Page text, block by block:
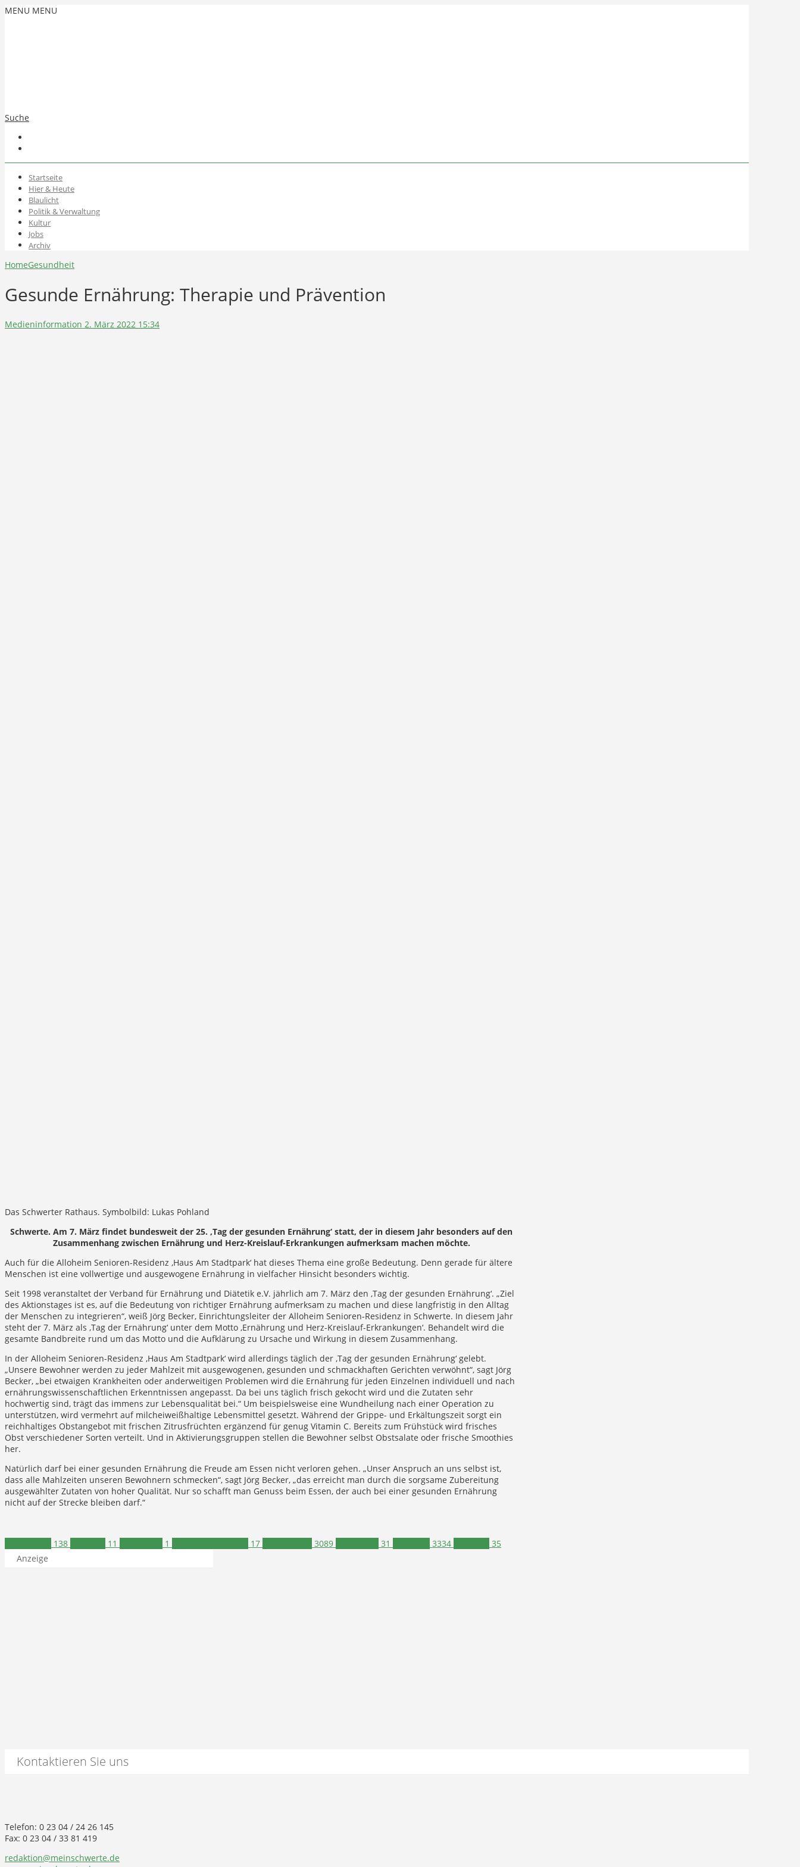
MENU MENU
Suche
Startseite
Hier & Heute
Blaulicht
Politik & Verwaltung
Kultur
Jobs
Archiv
HomeGesundheit
Gesunde Ernährung: Therapie und Prävention
Medieninformation 2. März 2022 15:34
Das Schwerter Rathaus. Symbolbild: Lukas Pohland
Schwerte. Am 7. März findet bundesweit der 25. ‚Tag der gesunden Ernährung‘ statt, der in diesem Jahr besonders auf den
Zusammenhang zwischen Ernährung und Herz-Kreislauf-Erkrankungen aufmerksam machen möchte.
Auch für die Alloheim Senioren-Residenz ‚Haus Am Stadtpark‘ hat dieses Thema eine große Bedeutung. Denn gerade für ältere
Menschen ist eine vollwertige und ausgewogene Ernährung in vielfacher Hinsicht besonders wichtig.
Seit 1998 veranstaltet der Verband für Ernährung und Diätetik e.V. jährlich am 7. März den ‚Tag der gesunden Ernährung‘. „Ziel
des Aktionstages ist es, auf die Bedeutung von richtiger Ernährung aufmerksam zu machen und diese langfristig in den Alltag
der Menschen zu integrieren“, weiß Jörg Becker, Einrichtungsleiter der Alloheim Senioren-Residenz in Schwerte. In diesem Jahr
steht der 7. März als ‚Tag der Ernährung‘ unter dem Motto ‚Ernährung und Herz-Kreislauf-Erkrankungen‘. Behandelt wird die
gesamte Bandbreite rund um das Motto und die Aufklärung zu Ursache und Wirkung in diesem Zusammenhang.
In der Alloheim Senioren-Residenz ‚Haus Am Stadtpark‘ wird allerdings täglich der ‚Tag der gesunden Ernährung‘ gelebt.
„Unsere Bewohner werden zu jeder Mahlzeit mit ausgewogenen, gesunden und schmackhaften Gerichten verwöhnt“, sagt Jörg
Becker, „bei etwaigen Krankheiten oder anderweitigen Problemen wird die Ernährung für jeden Einzelnen individuell und nach
ernährungswissenschaftlichen Erkenntnissen angepasst. Da bei uns täglich frisch gekocht wird und die Zutaten sehr
hochwertig sind, trägt das immens zur Lebensqualität bei.“ Um beispielsweise eine Wundheilung nach einer Operation zu
unterstützen, wird vermehrt auf milcheiweißhaltige Lebensmittel gesetzt. Während der Grippe- und Erkältungszeit sorgt ein
reichhaltiges Obstangebot mit frischen Zitrusfrüchten ergänzend für genug Vitamin C. Bereits zum Frühstück wird frisches
Obst verschiedener Sorten verteilt. Und in Aktivierungsgruppen stellen die Bewohner selbst Obstsalate oder frische Smoothies
her.
Natürlich darf bei einer gesunden Ernährung die Freude am Essen nicht verloren gehen. „Unser Anspruch an uns selbst ist,
dass alle Mahlzeiten unseren Bewohnern schmecken“, sagt Jörg Becker, „das erreicht man durch die sorgsame Zubereitung
ausgewählter Zutaten von hoher Qualität. Nur so schafft man Genuss beim Essen, der auch bei einer gesunden Ernährung
nicht auf der Strecke bleiben darf.“
138 11 1 17 3089 31 3334
35
Anzeige
Kontaktieren Sie uns
Telefon: 0 23 04 / 24 26 145
Fax: 0 23 04 / 33 81 419
redaktion@meinschwerte.de